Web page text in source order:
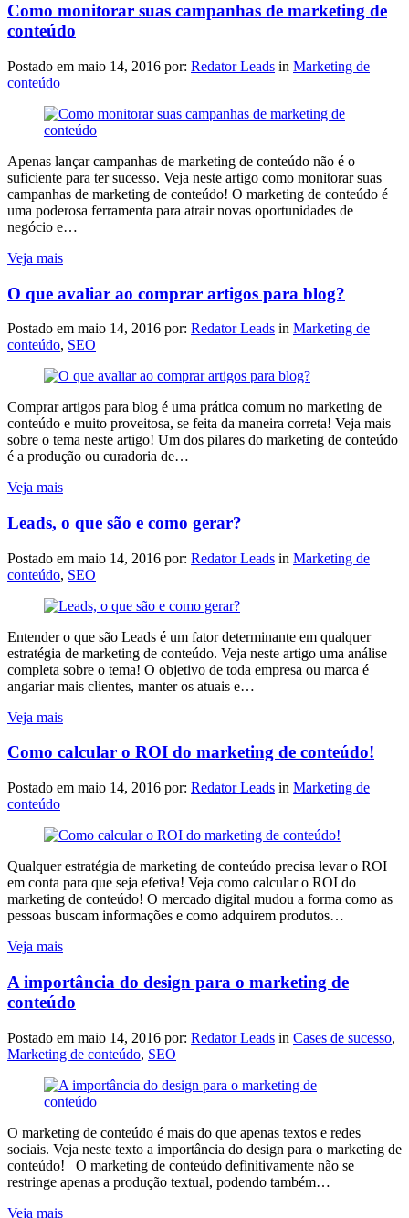
Como monitorar suas campanhas de marketing de
conteúdo
Postado em maio 14, 2016 por: Redator Leads in Marketing de
conteúdo
Apenas lançar campanhas de marketing de conteúdo não é o
suficiente para ter sucesso. Veja neste artigo como monitorar suas
campanhas de marketing de conteúdo! O marketing de conteúdo é
uma poderosa ferramenta para atrair novas oportunidades de
negócio e…
Veja mais
O que avaliar ao comprar artigos para blog?
Postado em maio 14, 2016 por: Redator Leads in Marketing de
conteúdo, SEO
Comprar artigos para blog é uma prática comum no marketing de
conteúdo e muito proveitosa, se feita da maneira correta! Veja mais
sobre o tema neste artigo! Um dos pilares do marketing de conteúdo
é a produção ou curadoria de…
Veja mais
Leads, o que são e como gerar?
Postado em maio 14, 2016 por: Redator Leads in Marketing de
conteúdo, SEO
Entender o que são Leads é um fator determinante em qualquer
estratégia de marketing de conteúdo. Veja neste artigo uma análise
completa sobre o tema! O objetivo de toda empresa ou marca é
angariar mais clientes, manter os atuais e…
Veja mais
Como calcular o ROI do marketing de conteúdo!
Postado em maio 14, 2016 por: Redator Leads in Marketing de
conteúdo
Qualquer estratégia de marketing de conteúdo precisa levar o ROI
em conta para que seja efetiva! Veja como calcular o ROI do
marketing de conteúdo! O mercado digital mudou a forma como as
pessoas buscam informações e como adquirem produtos…
Veja mais
A importância do design para o marketing de
conteúdo
Postado em maio 14, 2016 por: Redator Leads in Cases de sucesso,
Marketing de conteúdo, SEO
O marketing de conteúdo é mais do que apenas textos e redes
sociais. Veja neste texto a importância do design para o marketing de
conteúdo! O marketing de conteúdo definitivamente não se
restringe apenas a produção textual, podendo também…
Veja mais